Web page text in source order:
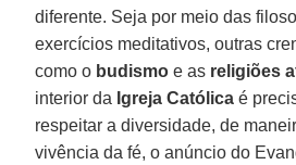
diferente. Seja por meio das
exercícios meditativos, outras
como o budismo e as religiões
interior da Igreja Católica é
respeitar a diversidade, de
vivência da fé, o anúncio do